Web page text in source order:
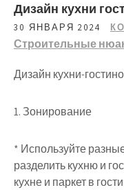
Дизайн кухни
30 ЯНВАРЯ 2024
Строительные
Дизайн кухни-
1. Зонирование
* Используйте
разделить кухню и
кухне и паркет в